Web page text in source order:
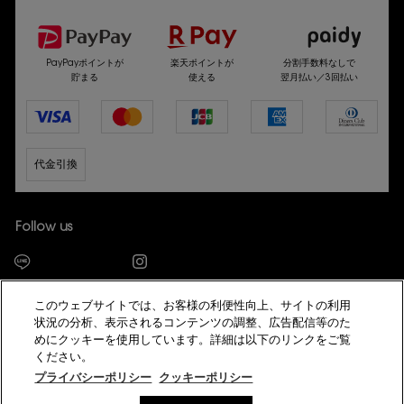
PayPayポイントが
貯まる
楽天ポイントが
使える
分割手数料なしで
翌月払い／3回払い
代金引換
Follow us
© YSL Beauté
プライバシーポリシー サイト利用規約 会員規約
特定商取引法に基づく表示
このウェブサイトでは、お客様の利便性向上、サイトの利用
状況の分析、表示されるコンテンツの調整、広告配信等のた
めにクッキーを使用しています。詳細は以下のリンクをご覧
ください。
プライバシーポリシー
クッキーポリシー
ギフトをお探しですか？